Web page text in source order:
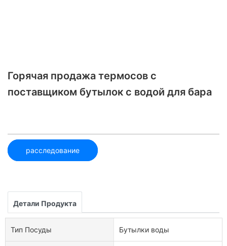
Горячая продажа термосов с
поставщиком бутылок с водой для бара
расследование
Детали Продукта
Тип Посуды Бутылки воды